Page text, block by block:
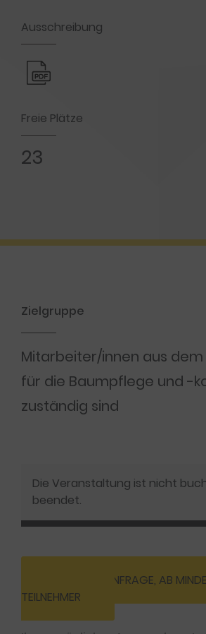
Ausschreibung
Freie Plätze
23
Zielgruppe
Mitarbeiter/innen aus dem
für die Baumpflege und -
zuständig sind
Die Veranstaltung ist nicht
beendet.
INHOUSE-ANFRAGE, AB
TEILNEHMER